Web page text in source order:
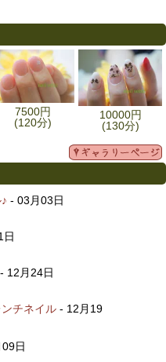
7500円
(120分)
10000円
(130分)
- 03月03日
日
- 12月24日
チネイル - 12月19
日